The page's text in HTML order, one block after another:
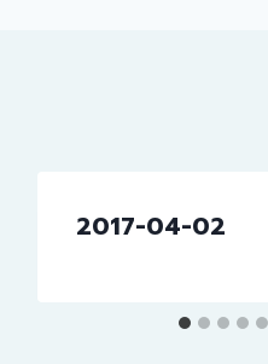
2017-04-02